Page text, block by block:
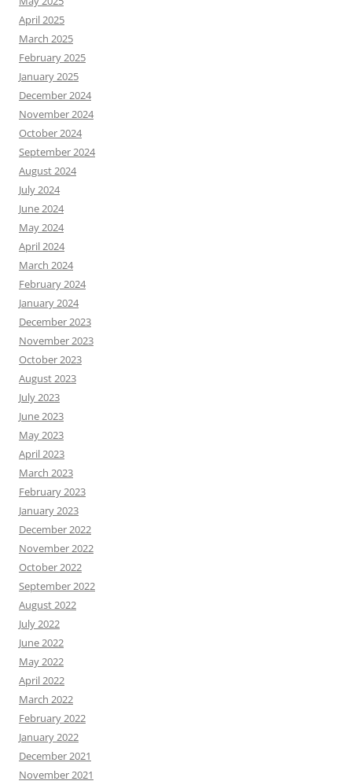
April 2025
March 2025
February 2025
January 2025
December 2024
November 2024
October 2024
September 2024
August 2024
July 2024
June 2024
May 2024
April 2024
March 2024
February 2024
January 2024
December 2023
November 2023
October 2023
August 2023
July 2023
June 2023
May 2023
April 2023
March 2023
February 2023
January 2023
December 2022
November 2022
October 2022
September 2022
August 2022
July 2022
June 2022
May 2022
April 2022
March 2022
February 2022
January 2022
December 2021
November 2021